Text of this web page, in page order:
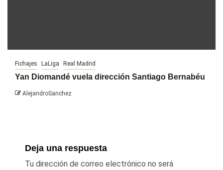
Fichajes LaLiga Real Madrid
Yan Diomandé vuela dirección Santiago Bernabéu
AlejandroSanchez
Deja una respuesta
Tu dirección de correo electrónico no será